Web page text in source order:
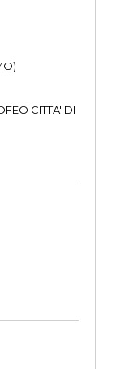
CITTA' DI